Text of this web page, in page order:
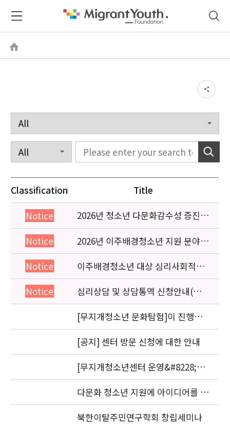
Classification Title
Notice
2026년 청소년 다문화감수성 증진
프로그램 「다가감」신청기관 안내
Notice
2026년 이주배경청소년 지원 분야
종사자 역량강화 교육 일정 안내
Notice
이주배경청소년 대상 심리사회적응
검사 연수동영상 개편 안내
Notice
심리상담 및 상담통역 신청안내(의뢰
서첨부)
[무지개청소년 문화탐험]이 진행됩
니다.
[공지] 센터 방문 신청에 대한 안내
[무지개청소년센터 운영&#8228;자
문위원회 회의] 개최
다문화 청소년 지원에 아이디어를 제
안해 주세요.
북한이탈주민연구학회 창립세미나